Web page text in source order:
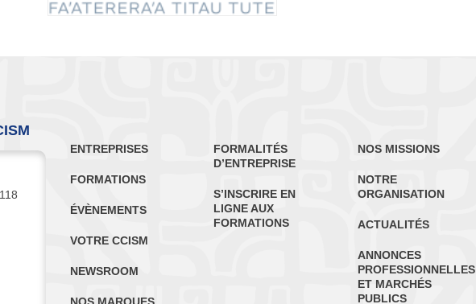
ENTREPRISES
FORMATIONS
ÉVÈNEMENTS
VOTRE CCISM
NEWSROOM
NOS MARQUES
FORMALITÉS
D’ENTREPRISE
S’INSCRIRE EN
LIGNE AUX
FORMATIONS
NOS MISSIONS
NOTRE
ORGANISATION
ACTUALITÉS
ANNONCES
PROFESSIONNELLES
ET MARCHÉS
PUBLICS